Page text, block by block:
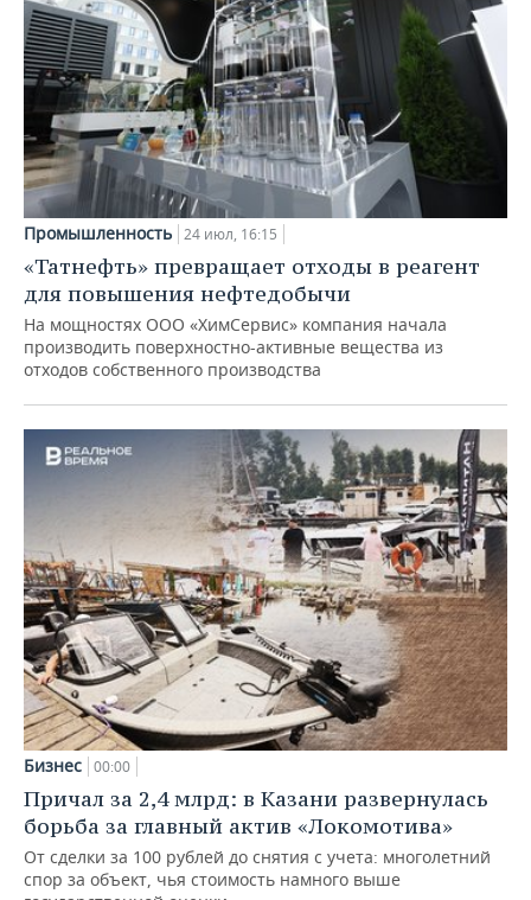
Промышленность 24 июл, 16:15
«Татнефть» превращает отходы в реагент
для повышения нефтедобычи
На мощностях ООО «ХимСервис» компания начала
производить поверхностно-активные вещества из
отходов собственного производства
Бизнес 00:00
Причал за 2,4 млрд: в Казани развернулась
борьба за главный актив «Локомотива»
От сделки за 100 рублей до снятия с учета: многолетний
спор за объект, чья стоимость намного выше